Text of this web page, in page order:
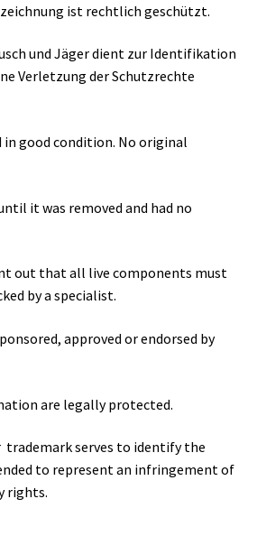
ist rechtlich geschützt.
und Jäger dient zur Identifikation
Verletzung der Schutzrechte
in good condition. No original
it was removed and had no
out that all live components must
by a specialist.
approved or endorsed by
are legally protected.
trademark serves to identify the
to represent an infringement of
rights.